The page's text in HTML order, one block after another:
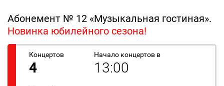
Абонемент № 12 «Музыкальная гостиная».
Новинка юбилейного сезона!
Концертов
4
Начало концертов в
13:00